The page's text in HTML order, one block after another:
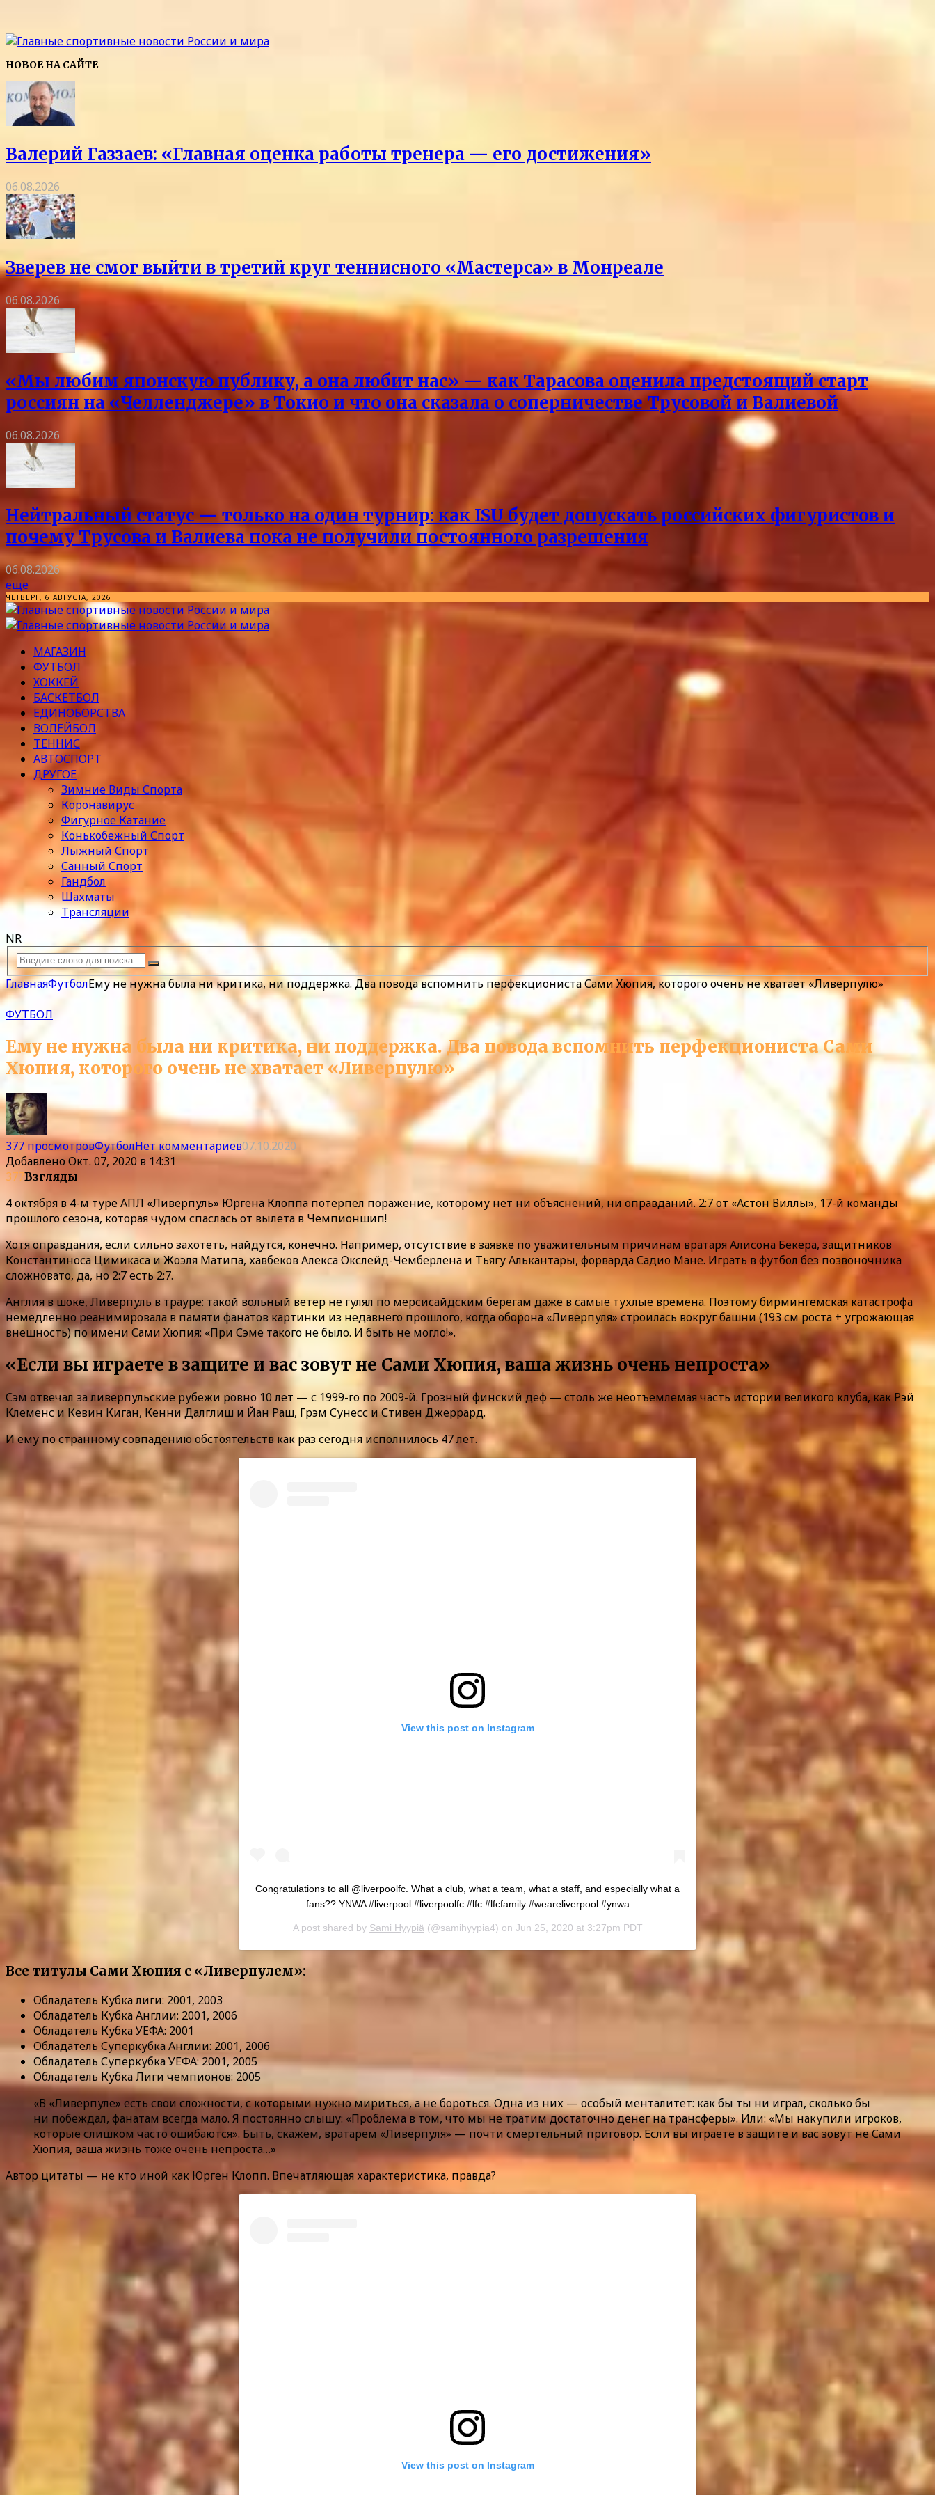
НОВОЕ НА САЙТЕ
Валерий Газзаев: «Главная оценка работы тренера — его достижения»
06.08.2026
Зверев не смог выйти в третий круг теннисного «Мастерса» в Монреале
06.08.2026
«Мы любим японскую публику, а она любит нас» — как Тарасова оценила предстоящий старт
россиян на «Челленджере» в Токио и что она сказала о соперничестве Трусовой и Валиевой
06.08.2026
Нейтральный статус — только на один турнир: как ISU будет допускать российских фигуристов и
почему Трусова и Валиева пока не получили постоянного разрешения
06.08.2026
еще
ЧЕТВЕРГ, 6 АВГУСТА, 2026
МАГАЗИН
ФУТБОЛ
ХОККЕЙ
БАСКЕТБОЛ
ЕДИНОБОРСТВА
ВОЛЕЙБОЛ
ТЕННИС
АВТОСПОРТ
ДРУГОЕ
Зимние Виды Спорта
Коронавирус
Фигурное Катание
Конькобежный Спорт
Лыжный Спорт
Санный Спорт
Гандбол
Шахматы
Трансляции
NR
ГлавнаяФутболЕму не нужна была ни критика, ни поддержка. Два повода вспомнить перфекциониста Сами Хюпия, которого очень не хватает «Ливерпулю»
ФУТБОЛ
Ему не нужна была ни критика, ни поддержка. Два повода вспомнить перфекциониста Сами
Хюпия, которого очень не хватает «Ливерпулю»
377 просмотровФутболНет комментариев07.10.2020
ДобавленоОкт. 07, 2020 в 14:31
377Взгляды
4 октября в 4-м туре АПЛ «Ливерпуль» Юргена Клоппа потерпел поражение, которому нет ни объяснений, ни оправданий. 2:7 от «Астон Виллы», 17-й команды
прошлого сезона, которая чудом спаслась от вылета в Чемпионшип!
Хотя оправдания, если сильно захотеть, найдутся, конечно. Например, отсутствие в заявке по уважительным причинам вратаря Алисона Бекера, защитников
Константиноса Цимикаса и Жоэля Матипа, хавбеков Алекса Окслейд-Чемберлена и Тьягу Алькантары, форварда Садио Мане. Играть в футбол без позвоночника
сложновато, да, но 2:7 есть 2:7.
Англия в шоке, Ливерпуль в трауре: такой вольный ветер не гулял по мерсисайдским берегам даже в самые тухлые времена. Поэтому бирмингемская катастрофа
немедленно реанимировала в памяти фанатов картинки из недавнего прошлого, когда оборона «Ливерпуля» строилась вокруг башни (193 см роста + угрожающая
внешность) по имени Сами Хюпия: «При Сэме такого не было. И быть не могло!».
«Если вы играете в защите и вас зовут не Сами Хюпия, ваша жизнь очень непроста»
Сэм отвечал за ливерпульские рубежи ровно 10 лет — с 1999-го по 2009-й. Грозный финский деф — столь же неотъемлемая часть истории великого клуба, как Рэй
Клеменс и Кевин Киган, Кенни Далглиш и Йан Раш, Грэм Сунесс и Стивен Джеррард.
И ему по странному совпадению обстоятельств как раз сегодня исполнилось 47 лет.
View this post on Instagram
Congratulations to all @liverpoolfc. What a club, what a team, what a staff, and especially what a
fans?? YNWA #liverpool #liverpoolfc #lfc #lfcfamily #weareliverpool #ynwa
A post shared by Sami Hyypiä(@samihyypia4) on Jun 25, 2020 at 3:27pm PDT
Все титулы Сами Хюпия с «Ливерпулем»:
Обладатель Кубка лиги: 2001, 2003
Обладатель Кубка Англии: 2001, 2006
Обладатель Кубка УЕФА: 2001
Обладатель Суперкубка Англии: 2001, 2006
Обладатель Суперкубка УЕФА: 2001, 2005
Обладатель Кубка Лиги чемпионов: 2005
«В «Ливерпуле» есть свои сложности, с которыми нужно мириться, а не бороться. Одна из них — особый менталитет: как бы ты ни играл, сколько бы
ни побеждал, фанатам всегда мало. Я постоянно слышу: «Проблема в том, что мы не тратим достаточно денег на трансферы». Или: «Мы накупили игроков,
которые слишком часто ошибаются». Быть, скажем, вратарем «Ливерпуля» — почти смертельный приговор. Если вы играете в защите и вас зовут не Сами
Хюпия, ваша жизнь тоже очень непроста…»
Автор цитаты — не кто иной как Юрген Клопп. Впечатляющая характеристика, правда?
View this post on Instagram